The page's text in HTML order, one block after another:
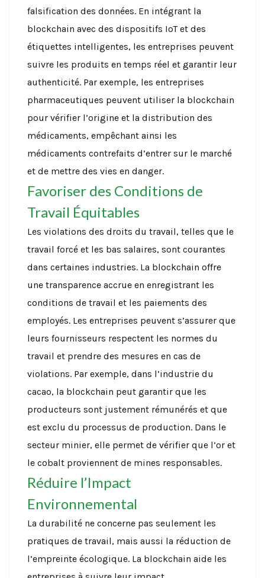
falsification des données. En intégrant la
blockchain avec des dispositifs IoT et des
étiquettes intelligentes, les entreprises peuvent
suivre les produits en temps réel et garantir leur
authenticité. Par exemple, les entreprises
pharmaceutiques peuvent utiliser la blockchain
pour vérifier l’origine et la distribution des
médicaments, empêchant ainsi les
médicaments contrefaits d’entrer sur le marché
et de mettre des vies en danger.
Favoriser des Conditions de
Travail Équitables
Les violations des droits du travail, telles que le
travail forcé et les bas salaires, sont courantes
dans certaines industries. La blockchain offre
une transparence accrue en enregistrant les
conditions de travail et les paiements des
employés. Les entreprises peuvent s’assurer que
leurs fournisseurs respectent les normes du
travail et prendre des mesures en cas de
violations. Par exemple, dans l’industrie du
cacao, la blockchain peut garantir que les
producteurs sont justement rémunérés et que
est exclu du processus de production. Dans le
secteur minier, elle permet de vérifier que l’or et
le cobalt proviennent de mines responsables.
Réduire l’Impact
Environnemental
La durabilité ne concerne pas seulement les
pratiques de travail, mais aussi la réduction de
l’empreinte écologique. La blockchain aide les